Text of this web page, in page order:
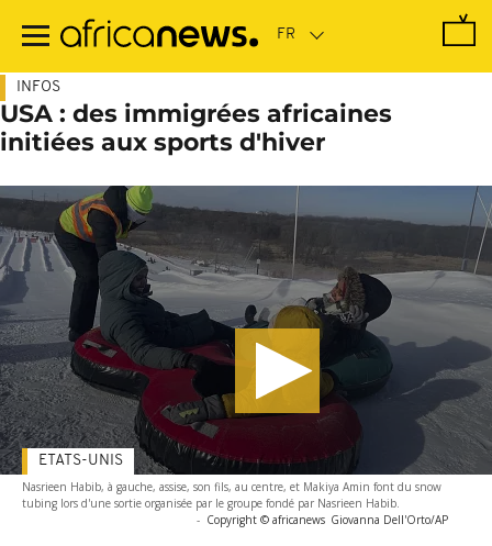
contenu
INFOS
USA : des immigrées africaines
initiées aux sports d'hiver
Nasrieen Habib, à gauche, assise, son fils, au centre, et Makiya Amin font du snow
tubing lors d'une sortie organisée par le groupe fondé par Nasrieen Habib.
- Copyright © africanews Giovanna Dell'Orto/AP
ETATS-UNIS